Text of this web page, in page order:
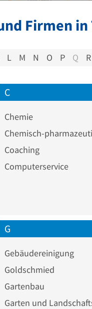
Firmen
L M N O P Q R
C
Chemie
Coaching
Computerservice
G
Gebäudereinigung
Goldschmied
Gartenbau
Garten und